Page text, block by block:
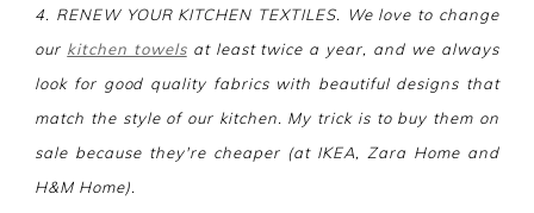
4. RENEW YOUR KITCHEN TEXTILES. We love to change
our kitchen towelsat least twice a year, and we always
look for good quality fabrics with beautiful designs that
match the style of our kitchen. My trick is to buy them on
sale because they're cheaper (at IKEA, Zara Home and
H&M Home).